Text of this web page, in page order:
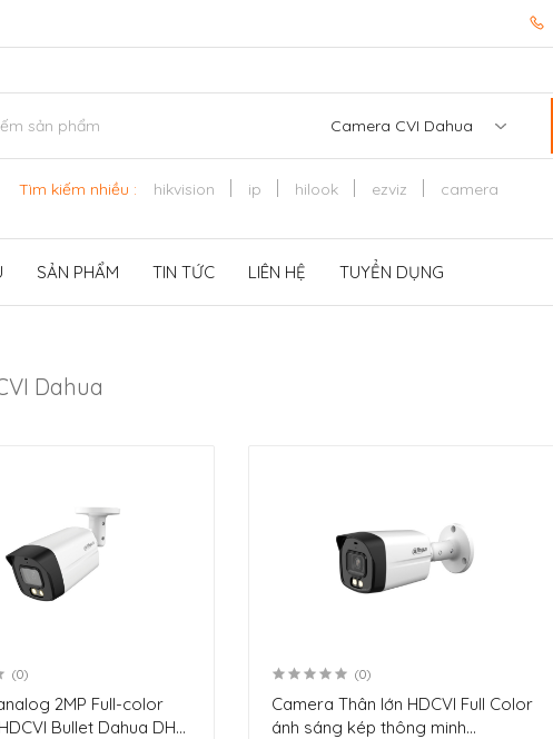
Camera CVI Dahua
Tìm kiếm nhiều : hikvision ip hilook ezviz camera
SẢN PHẨM TIN TỨC LIÊN HỆ TUYỂN DỤNG
Dahua
(0)
2MP Full-color
Bullet Dahua DH-
(0)
Camera Thân lớn HDCVI Full Color
ánh sáng kép thông minh